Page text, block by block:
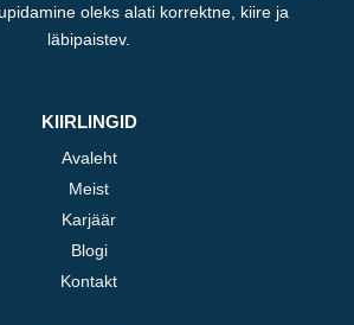
oleks alati korrektne, kiire ja
läbipaistev.
KIIRLINGID
Avaleht
Meist
Karjäär
Blogi
Kontakt